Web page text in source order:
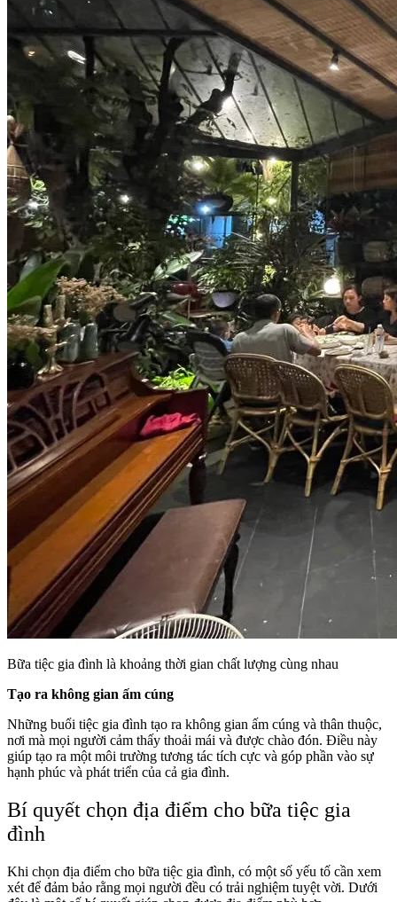
Bữa tiệc gia đình là khoảng thời gian chất lượng cùng nhau
Tạo ra không gian ấm cúng
Những buổi tiệc gia đình tạo ra không gian ấm cúng và thân thuộc,
nơi mà mọi người cảm thấy thoải mái và được chào đón. Điều này
giúp tạo ra một môi trường tương tác tích cực và góp phần vào sự
hạnh phúc và phát triển của cả gia đình.
Bí quyết chọn địa điểm cho bữa tiệc gia
đình
Khi chọn địa điểm cho bữa tiệc gia đình, có một số yếu tố cần xem
xét để đảm bảo rằng mọi người đều có trải nghiệm tuyệt vời. Dưới